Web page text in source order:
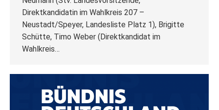
Direktkandidatin im Wahlkreis 207 –
Neustadt/Speyer, Landesliste Platz 1), Brigitte
Schütte, Timo Weber (Direktkandidat im
Wahlkreis…